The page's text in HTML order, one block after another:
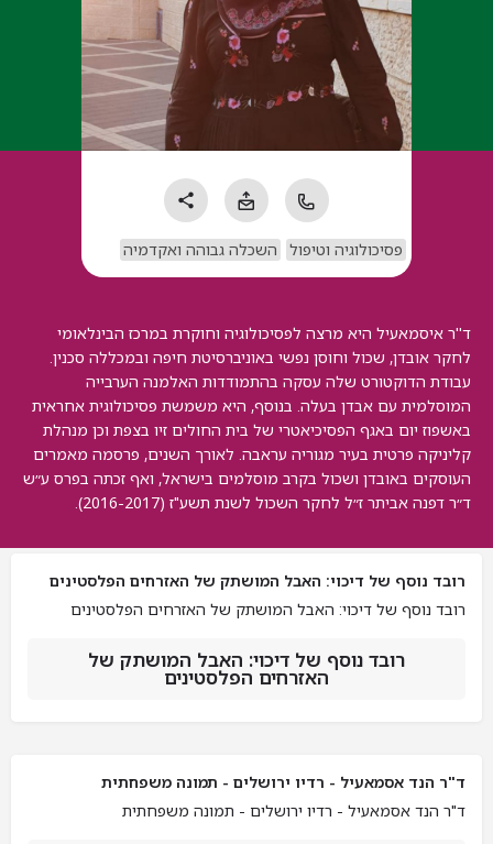
ד''ר איסמאעיל היא מרצה לפסיכולוגיה וחוקרת במרכז הבינלאומי
לחקר אובדן, שכול וחוסן נפשי באוניברסיטת חיפה ובמכללה סכנין.
עבודת הדוקטורט שלה עסקה בהתמודדות האלמנה הערבייה
המוסלמית עם אבדן בעלה. בנוסף, היא משמשת פסיכולוגית אחראית
באשפוז יום באגף הפסיכיאטרי של בית החולים זיו בצפת וכן מנהלת
קליניקה פרטית בעיר מגוריה עראבה. לאורך השנים, פרסמה מאמרים
העוסקים באובדן ושכול בקרב מוסלמים בישראל, ואף זכתה בפרס ע״ש
ד״ר דפנה אביתר ז״ל לחקר השכול לשנת תשע"ז (2016-2017).
פסיכולוגיה וטיפול השכלה גבוהה ואקדמיה
רובד נוסף של דיכוי: האבל המושתק של האזרחים הפלסטינים
רובד נוסף של דיכוי: האבל המושתק של האזרחים הפלסטינים
רובד נוסף של דיכוי: האבל המושתק של
האזרחים הפלסטינים
ד"ר הנד אסמאעיל - רדיו ירושלים - תמונה משפחתית
ד"ר הנד אסמאעיל - רדיו ירושלים - תמונה משפחתית